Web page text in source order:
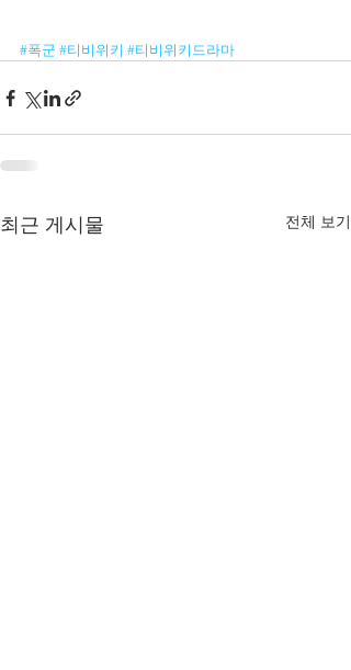
#폭군 #티비위키 #티비위키드라마
최근 게시물 전체 보기